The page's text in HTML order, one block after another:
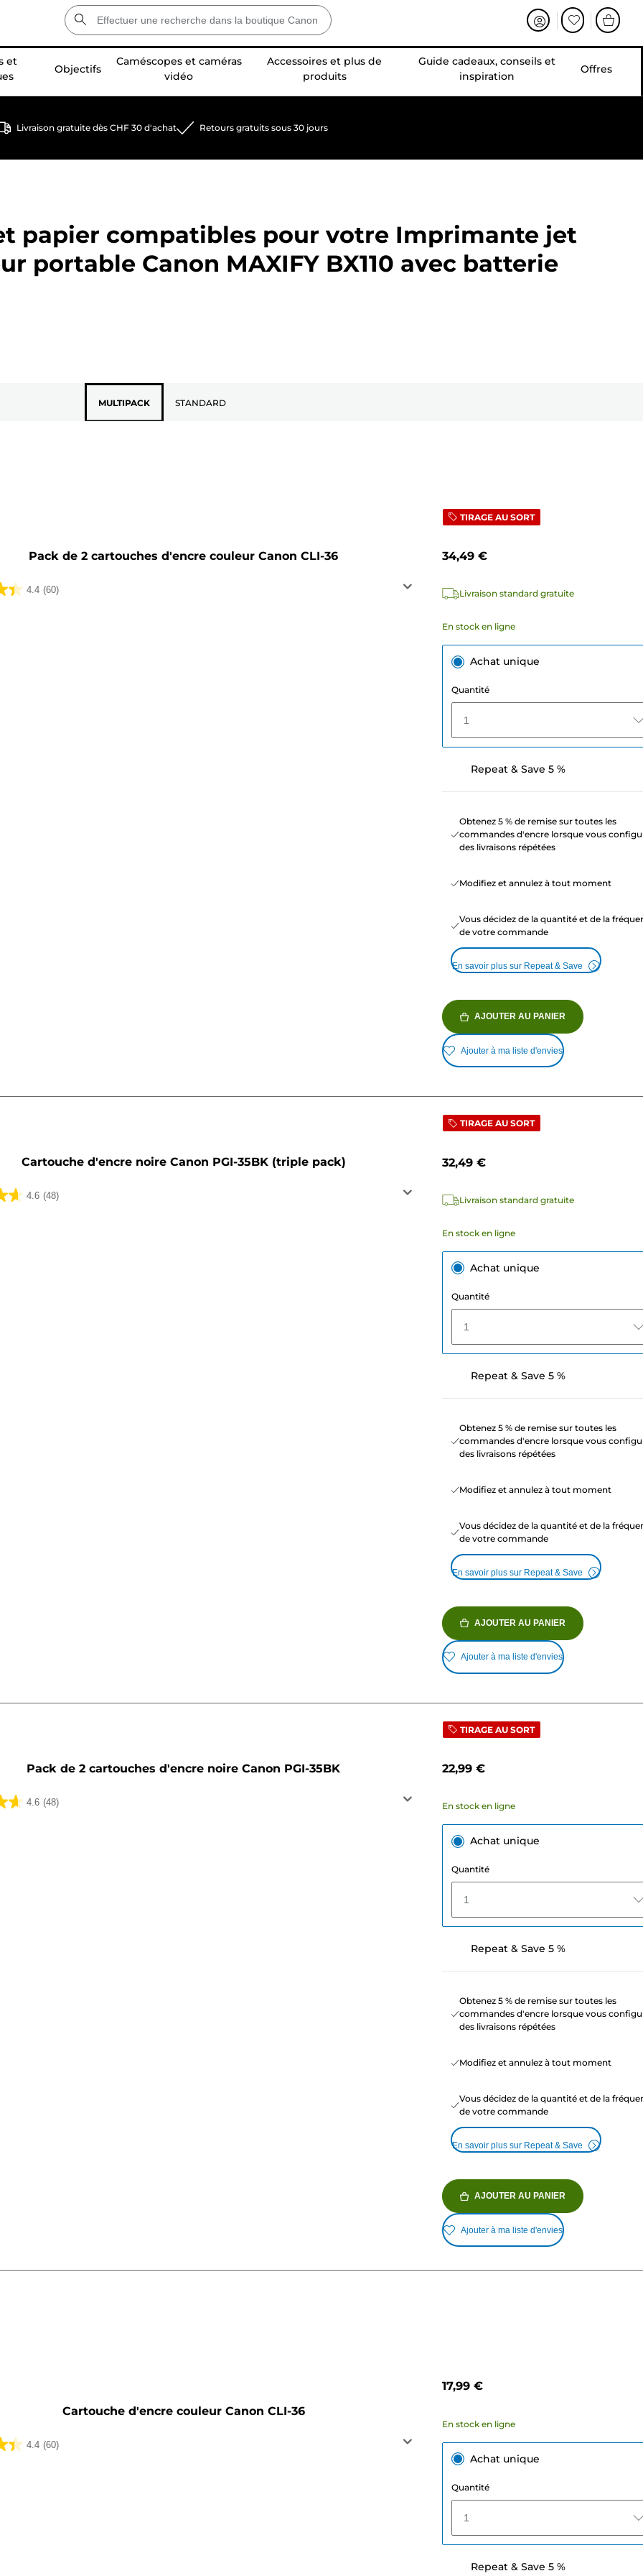
et
Objectifs
Caméscopes et caméras
vidéo
Accessoires et plus de
produits
Guide cadeaux, conseils et
inspiration
Offres
Livraison gratuite dès CHF 30 d'achat Retours gratuits sous 30 jours
papier compatibles pour votre Imprimante jet
portable Canon MAXIFY BX110 avec batterie
MULTIPACK STANDARD
Pack de 2 cartouches d'encre couleur Canon CLI-36
4.4 (60)
TIRAGE AU SORT
34,49 €
Livraison standard gratuite
En stock en ligne
Achat unique
Quantité
1
Repeat & Save 5 %
Obtenez 5 % de remise sur toutes les
commandes d'encre lorsque vous
des livraisons répétées
Modifiez et annulez à tout moment
Vous décidez de la quantité et de la
de votre commande
En savoir plus sur Repeat & Save
AJOUTER AU PANIER
Ajouter à ma liste d'envies
Cartouche d'encre noire Canon PGI-35BK (triple pack)
4.6 (48)
TIRAGE AU SORT
32,49 €
Livraison standard gratuite
En stock en ligne
Achat unique
Quantité
1
Repeat & Save 5 %
Obtenez 5 % de remise sur toutes les
commandes d'encre lorsque vous
des livraisons répétées
Modifiez et annulez à tout moment
Vous décidez de la quantité et de la
de votre commande
En savoir plus sur Repeat & Save
AJOUTER AU PANIER
Ajouter à ma liste d'envies
Pack de 2 cartouches d'encre noire Canon PGI-35BK
4.6 (48)
TIRAGE AU SORT
22,99 €
En stock en ligne
Achat unique
Quantité
1
Repeat & Save 5 %
Obtenez 5 % de remise sur toutes les
commandes d'encre lorsque vous
des livraisons répétées
Modifiez et annulez à tout moment
Vous décidez de la quantité et de la
de votre commande
En savoir plus sur Repeat & Save
AJOUTER AU PANIER
Ajouter à ma liste d'envies
Cartouche d'encre couleur Canon CLI-36
4.4 (60)
17,99 €
En stock en ligne
Achat unique
Quantité
1
Repeat & Save 5 %